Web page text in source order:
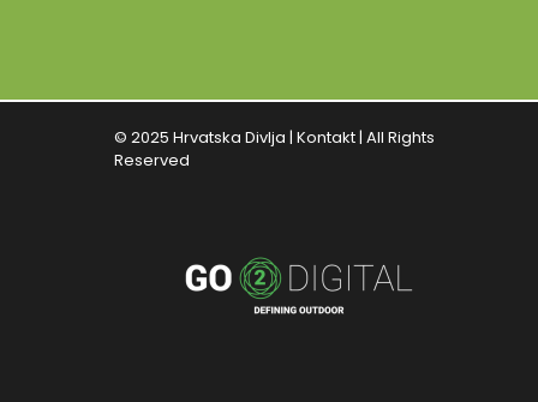
© 2025 Hrvatska Divlja | Kontakt| All Rights
Reserved